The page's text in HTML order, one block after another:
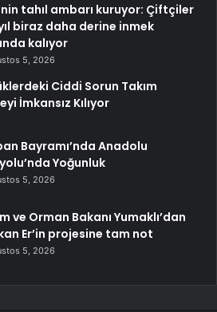
tahıl ambarı kuruyor: Çiftçiler
biraz daha derine inmek
kalıyor
5, 2026
Ciddi Sorun Takım
İmkansız Kılıyor
Bayramı’nda Anadolu
Yoğunluk
5, 2026
ve Orman Bakanı Yumaklı’dan
Er’in projesine tam not
5, 2026